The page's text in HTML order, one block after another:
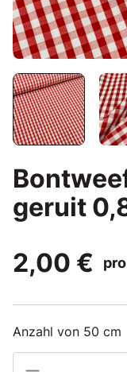
geruit
2,00 €
Anzahl von 50 cm